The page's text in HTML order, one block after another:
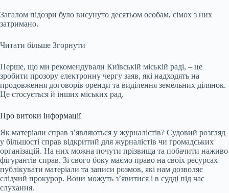
Загалом підозри було висунуто десятьом особам, сімох з них
затримано.
Читати більше Згорнути
Перше, що ми рекомендували Київській міській раді, – це
зробити прозору електронну чергу заяв, які надходять на
продовження договорів оренди та виділення земельних ділянок.
Це стосується й інших міських рад.
Про витоки інформації
Як матеріали справ зʼявляються у журналістів? Судовий розгляд
у більшості справ відкритий для журналістів чи громадських
організацій. На них можна почути прізвища та побачити наживо
фігурантів справ. Зі свого боку маємо право на своїх ресурсах
публікувати матеріали та записи розмов, які нам дозволяє
слідчий прокурор. Вони можуть зʼявитися і в судді під час
слухання.